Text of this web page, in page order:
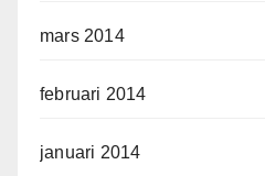
mars 2014
februari 2014
januari 2014